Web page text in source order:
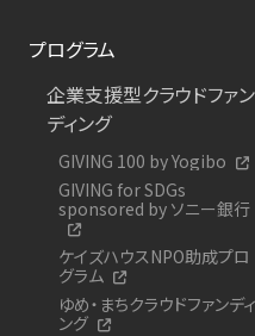
プログラム
企業支援型クラウドファン
ディング
GIVING 100 by Yogibo
GIVING for SDGs
sponsored by ソニー銀行
ケイズハウスNPO助成プロ
グラム
ゆめ・まちクラウドファンディ
ング